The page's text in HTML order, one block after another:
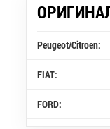
Peugeot/Citroen:
FIAT:
FORD: